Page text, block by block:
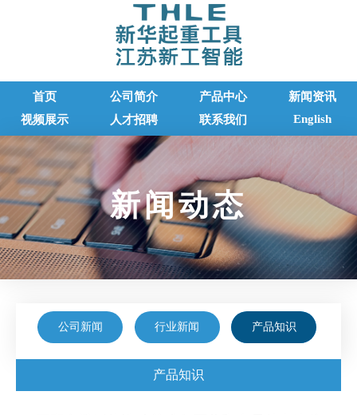
首页 公司简介 产品中心
新闻资讯
视频展示
人才招聘 联系我们 English
新闻动态
公司新闻 行业新闻 产品知识
产品知识